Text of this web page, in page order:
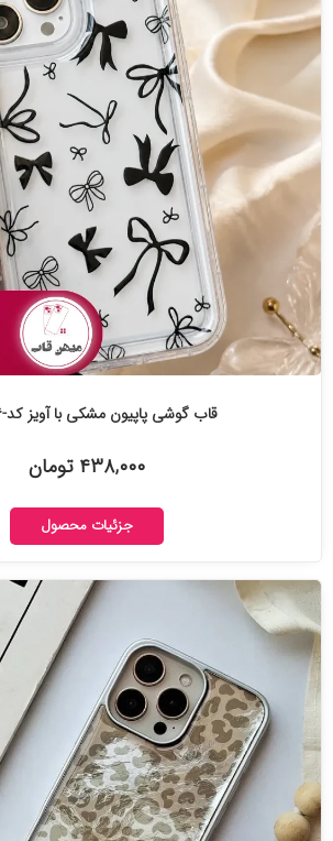
قاب گوشی پاپیون مشکی با آویز کد-۲۰۲۲۹۶
۴۳۸,۰۰۰ تومان
جزئیات محصول